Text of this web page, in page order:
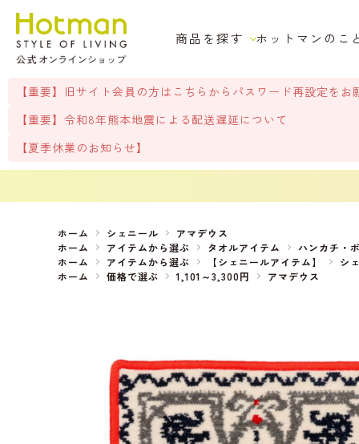
商品を探す ホットマンのこ
【重要】旧サイト会員の方はこちらからパスワード再設定をお
【重要】令和8年熊本地震による配送遅延について
【夏季休業のお知らせ】
ホーム シェニール
アマデウス
ホーム
アイテムから選ぶ タオルアイテム ハンカチ・
ホーム
アイテムから選ぶ 【シェニールアイテム】 シ
ホーム
価格で選ぶ 1,101～3,300円 アマデウス